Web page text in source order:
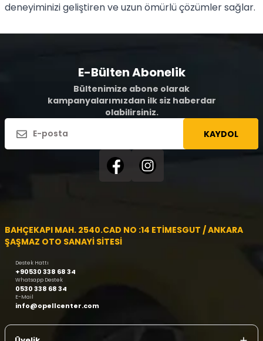
deneyiminizi geliştiren ve uzun ömürlü çözümler sağlar.
E-Bülten Abonelik
Bültenimize abone olarak
kampanyalarımızdan ilk siz haberdar
olabilirsiniz.
KAYDOL
BAHÇEKAPI MAH. 2540.CAD NO :14 ETİMESGUT / ANKARA
ŞAŞMAZ OTO SANAYİ SİTESİ
Destek Hattı
+90530 338 68 34
Whatsapp Destek
0530 338 68 34
E-Mail
info@opellcenter.com